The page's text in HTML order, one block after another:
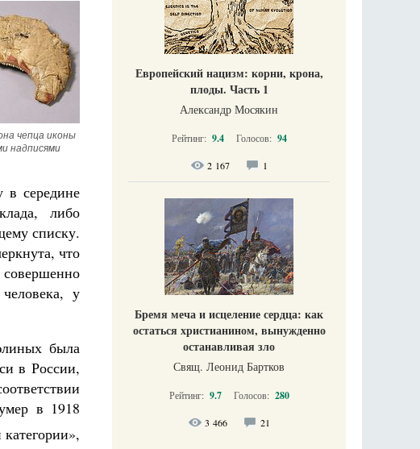
чепца иконы
надписями
середине
либо
списку.
что
совершенно
у
была
в России,
в 1918
Европейский нацизм: корни, крона,
плоды. Часть 1
Александр Мосякин
Рейтинг: 9.4 Голосов: 94
2 167 1
Бремя меча и исцеление сердца: как
остаться христианином, вынужденно
останавливая зло
Свящ. Леонид Бартков
Рейтинг: 9.7 Голосов: 280
3 466 21